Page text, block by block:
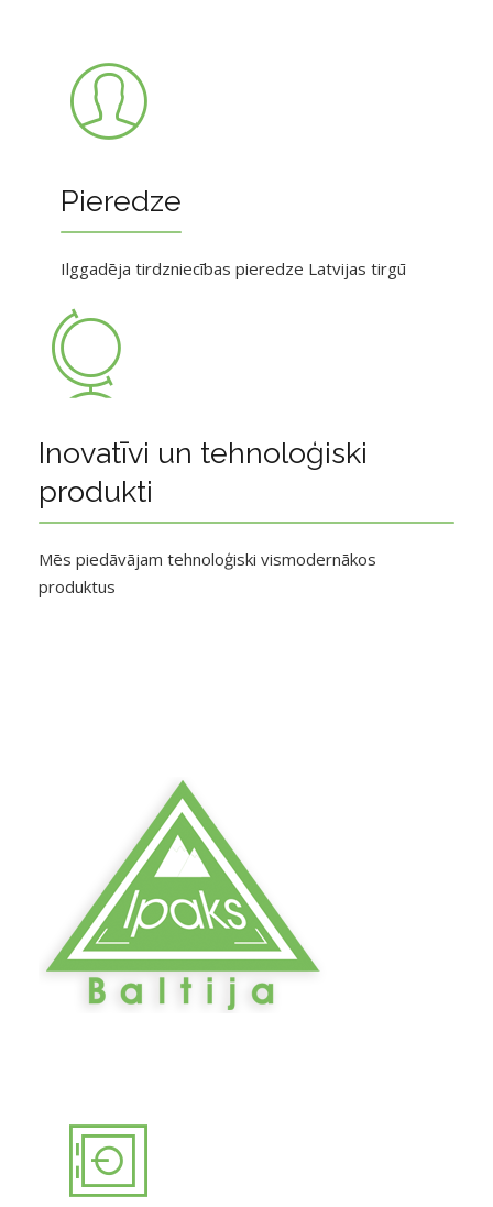
Pieredze
Ilggadēja tirdzniecības pieredze Latvijas tirgū
Inovatīvi un tehnoloģiski
produkti
Mēs piedāvājam tehnoloģiski vismodernākos
produktus